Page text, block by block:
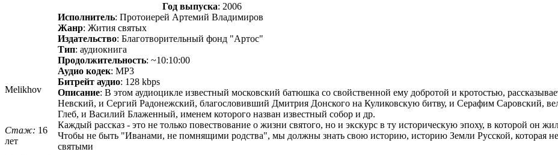
Melikhov
Стаж: 16
лет
Год выпуска: 2006
Исполнитель: Протоиерей Артемий Владимиров
Жанр: Жития святых
Издательство: Благотворительный фонд "Артос"
Тип: аудиокнига
Продолжительность: ~10:10:00
Аудио кодек: MP3
Битрейт аудио: 128 kbps
Описание: В этом аудиоцикле известный московский батюшка со свойственной ему добротой и кротостью,
Невский, и Сергий Радонежский, благословивший Дмитрия Донского на Куликовскую битву, и Серафим Саровский,
Глеб, и Василий Блаженный, именем которого назван известный собор и др.
Каждый рассказ - это не только повествование о жизни святого, но и экскурс в ту историческую эпоху, в которой он
Чтобы не быть "Иванами, не помнящими родства", мы должны знать свою историю, историю Земли Русской, которая
святыми